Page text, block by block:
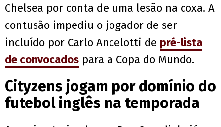
Chelsea por conta de uma lesão na coxa. A
contusão impediu o jogador de ser
incluído por Carlo Ancelotti de pré-lista
de convocados para a Copa do Mundo.
Cityzens jogam por domínio do
futebol inglês na temporada